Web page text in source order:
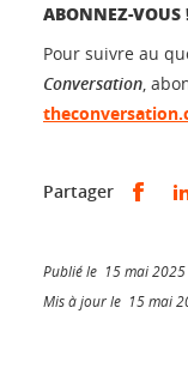
ABONNEZ-VOUS
Pour suivre au
Conversation,
Partager
Publié le 15 mai 2025
Mis à jour le 15 mai